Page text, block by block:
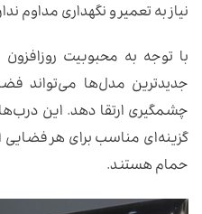
نیاز به تعمیر و نگهداری مداوم
با توجه به محبوبیت روزافزون
جدیدترین مدل‌ها می‌تواند
چشمگیری ارتقا دهد. این درب‌ها
گزینه‌ای مناسب برای هر
حمام هستند.